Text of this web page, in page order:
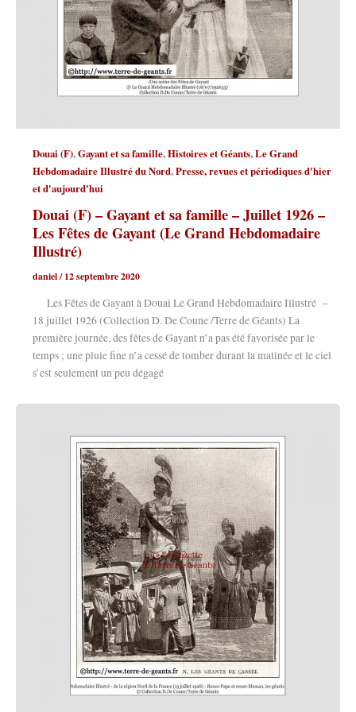
Douai (F),Gayant et sa famille,Histoires et Géants,Le Grand
Hebdomadaire Illustré du Nord,Presse, revues et périodiques d'hier
et d'aujourd'hui
Douai (F) – Gayant et sa famille – Juillet 1926 –
Les Fêtes de Gayant (Le Grand Hebdomadaire
Illustré)
daniel/12 septembre 2020
Les Fêtes de Gayant à Douai Le Grand Hebdomadaire Illustré –
18 juillet 1926 (Collection D. De Coune /Terre de Géants) La
première journée, des fêtes de Gayant n’a pas été favorisée par le
temps ; une pluie fine n’a cessé de tomber durant la matinée et le ciel
s’est seulement un peu dégagé